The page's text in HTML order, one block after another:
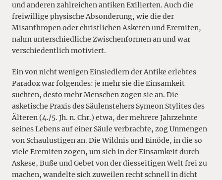
und anderen zahlreichen antiken Exilierten. Auch die
freiwillige physische Absonderung, wie die der
Misanthropen oder christlichen Asketen und Eremiten,
nahm unterschiedliche Zwischenformen an und war
verschiedentlich motiviert.
Ein von nicht wenigen Einsiedlern der Antike erlebtes
Paradox war folgendes: je mehr sie die Einsamkeit
suchten, desto mehr Menschen zogen sie an. Die
asketische Praxis des Säulenstehers Symeon Stylites des
Älteren (4./5. Jh. n. Chr.) etwa, der mehrere Jahrzehnte
seines Lebens auf einer Säule verbrachte, zog Unmengen
von Schaulustigen an. Die Wildnis und Einöde, in die so
viele Eremiten zogen, um sich in der Einsamkeit durch
Askese, Buße und Gebet von der diesseitigen Welt frei zu
machen, wandelte sich zuweilen recht schnell in dicht